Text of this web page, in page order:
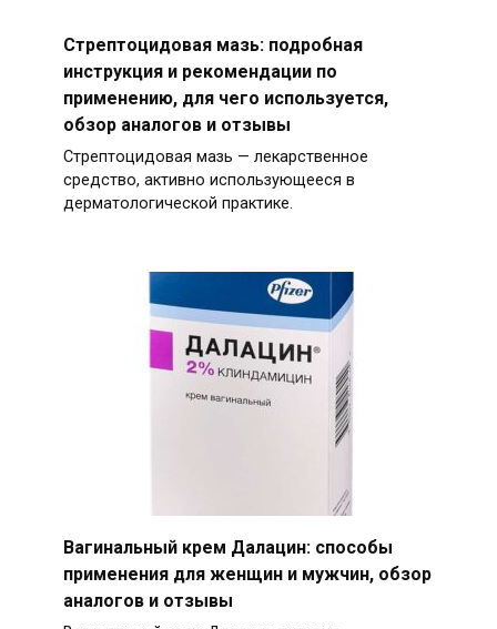
Стрептоцидовая мазь: подробная
инструкция и рекомендации по
применению, для чего используется,
обзор аналогов и отзывы
Стрептоцидовая мазь — лекарственное
средство, активно использующееся в
дерматологической практике.
Вагинальный крем Далацин: способы
применения для женщин и мужчин, обзор
аналогов и отзывы